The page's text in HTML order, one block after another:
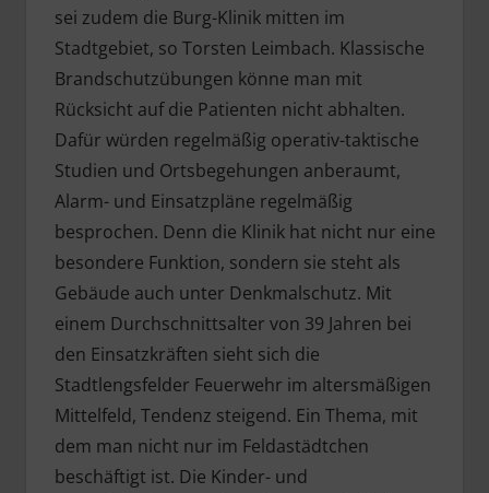
sei zudem die Burg-Klinik mitten im
Stadtgebiet, so Torsten Leimbach. Klassische
Brandschutzübungen könne man mit
Rücksicht auf die Patienten nicht abhalten.
Dafür würden regelmäßig operativ-taktische
Studien und Ortsbegehungen anberaumt,
Alarm- und Einsatzpläne regelmäßig
besprochen. Denn die Klinik hat nicht nur eine
besondere Funktion, sondern sie steht als
Gebäude auch unter Denkmalschutz. Mit
einem Durchschnittsalter von 39 Jahren bei
den Einsatzkräften sieht sich die
Stadtlengsfelder Feuerwehr im altersmäßigen
Mittelfeld, Tendenz steigend. Ein Thema, mit
dem man nicht nur im Feldastädtchen
beschäftigt ist. Die Kinder- und